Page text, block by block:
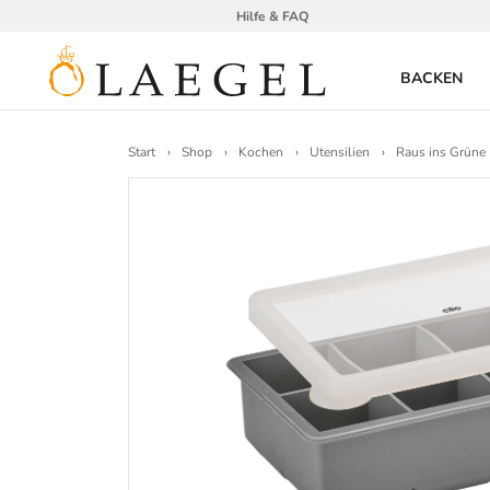
Hilfe & FAQ
BACKEN
Start Shop Kochen Utensilien Raus ins Grüne